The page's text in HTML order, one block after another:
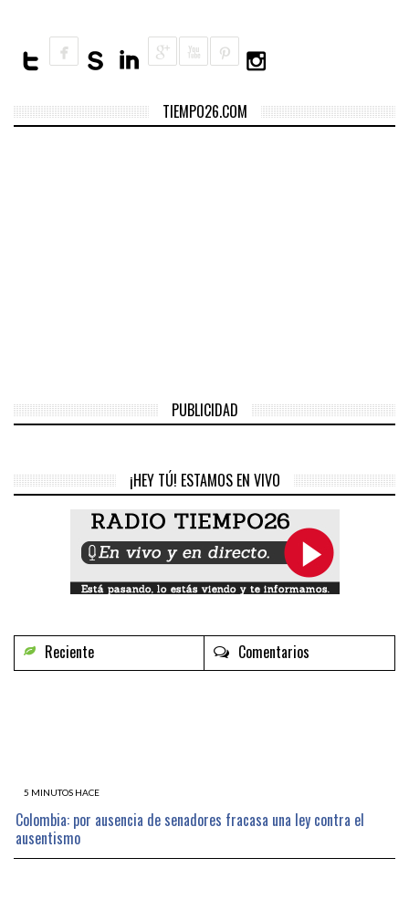
TIEMPO26.COM
PUBLICIDAD
¡HEY TÚ! ESTAMOS EN VIVO
Reciente Comentarios
5 MINUTOS HACE
Colombia: por ausencia de senadores fracasa una ley contra el
ausentismo